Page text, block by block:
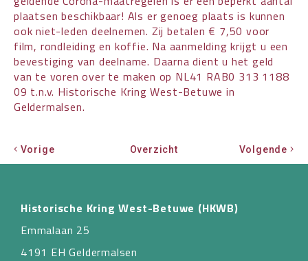
plaatsen beschikbaar! Als er genoeg plaats is kunnen
ook niet-leden deelnemen. Zij betalen € 7,50 voor
film, rondleiding en koffie. Na aanmelding krijgt u een
bevestiging van deelname. Daarna dient u het geld
van te voren over te maken op NL41 RAB0 313 1188
09 t.n.v. Historische Kring West-Betuwe in
Geldermalsen.
Vorige Overzicht Volgende
Historische Kring West-Betuwe (HKWB)
Emmalaan 25
4191 EH Geldermalsen